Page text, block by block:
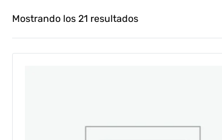
Mostrando los 21 resultados